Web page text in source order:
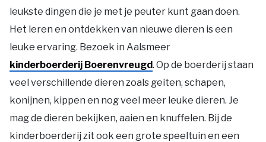
leukste dingen die je met je peuter kunt gaan doen.
Het leren en ontdekken van nieuwe dieren is een
leuke ervaring. Bezoek in Aalsmeer
kinderboerderij Boerenvreugd. Op de boerderij staan
veel verschillende dieren zoals geiten, schapen,
konijnen, kippen en nog veel meer leuke dieren. Je
mag de dieren bekijken, aaien en knuffelen. Bij de
kinderboerderij zit ook een grote speeltuin en een